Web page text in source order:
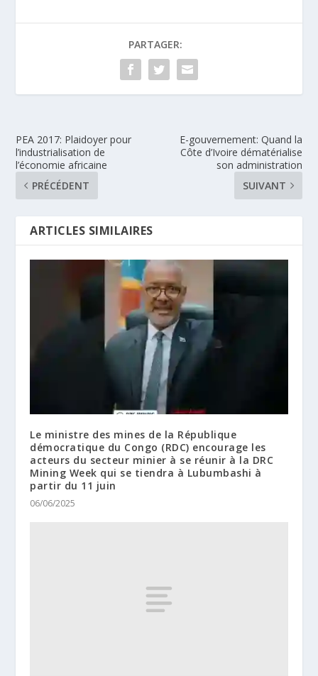
PARTAGER:
PEA 2017: Plaidoyer pour
l’industrialisation de
l’économie africaine
PRÉCÉDENT
E-gouvernement: Quand la
Côte d’Ivoire dématérialise
son administration
SUIVANT
ARTICLES SIMILAIRES
Le ministre des mines de la République
démocratique du Congo (RDC) encourage les
acteurs du secteur minier à se réunir à la DRC
Mining Week qui se tiendra à Lubumbashi à
partir du 11 juin
06/06/2025